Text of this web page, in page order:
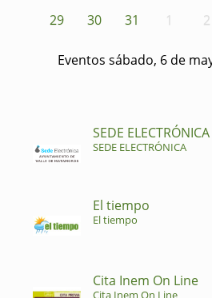
29
30 31 1 2
Eventos sábado, 6 de
SEDE ELECTRÓNICA
SEDE ELECTRÓNICA
El tiempo
El tiempo
Cita Inem On Line
Cita Inem On Line